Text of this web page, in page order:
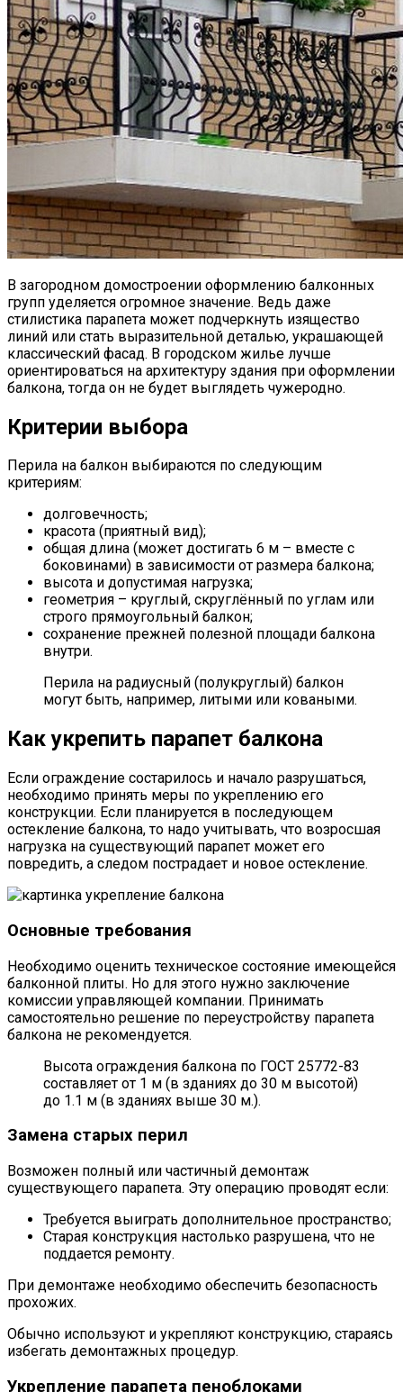
В загородном домостроении оформлению балконных
групп уделяется огромное значение. Ведь даже
стилистика парапета может подчеркнуть изящество
линий или стать выразительной деталью, украшающей
классический фасад. В городском жилье лучше
ориентироваться на архитектуру здания при оформлении
балкона, тогда он не будет выглядеть чужеродно.
Критерии выбора
Перила на балкон выбираются по следующим
критериям:
долговечность;
красота (приятный вид);
общая длина (может достигать 6 м – вместе с
боковинами) в зависимости от размера балкона;
высота и допустимая нагрузка;
геометрия – круглый, скруглённый по углам или
строго прямоугольный балкон;
сохранение прежней полезной площади балкона
внутри.
Перила на радиусный (полукруглый) балкон
могут быть, например, литыми или коваными.
Как укрепить парапет балкона
Если ограждение состарилось и начало разрушаться,
необходимо принять меры по укреплению его
конструкции. Если планируется в последующем
остекление балкона, то надо учитывать, что возросшая
нагрузка на существующий парапет может его
повредить, а следом пострадает и новое остекление.
Основные требования
Необходимо оценить техническое состояние имеющейся
балконной плиты. Но для этого нужно заключение
комиссии управляющей компании. Принимать
самостоятельно решение по переустройству парапета
балкона не рекомендуется.
Высота ограждения балкона по ГОСТ 25772-83
составляет от 1 м (в зданиях до 30 м высотой)
до 1.1 м (в зданиях выше 30 м.).
Замена старых перил
Возможен полный или частичный демонтаж
существующего парапета. Эту операцию проводят если:
Требуется выиграть дополнительное пространство;
Старая конструкция настолько разрушена, что не
поддается ремонту.
При демонтаже необходимо обеспечить безопасность
прохожих.
Обычно используют и укрепляют конструкцию, стараясь
избегать демонтажных процедур.
Укрепление парапета пеноблоками